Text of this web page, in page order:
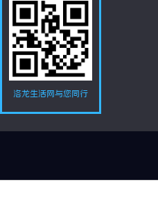
洛龙生活网与您同行